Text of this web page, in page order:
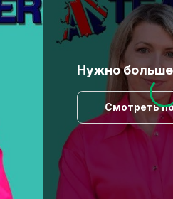
Нужно больше
Смотреть